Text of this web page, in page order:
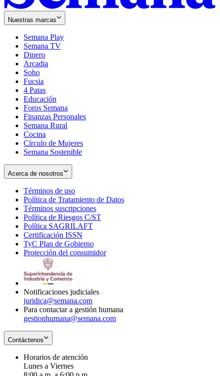
Nuestras marcas
Semana Play
Semana TV
Dinero
Arcadia
Soho
in
new
window
Fucsia
in
new
window
4 Patas
Educación
Foros Semana
Finanzas Personales
Semana Rural
Cocina
Círculo de Mujeres
Semana Sostenible
Acerca de nosotros
Términos de uso
in
new
window
Política de Tratamiento de Datos
Términos suscripciones
in
Política de Riesgos C/ST
Política SAGRILAFT
new
window
Certificación ISSN
in
new
TyC Plan de Gobierno
in
Protección del consumidorOpens
Notificaciones judiciales
juridica@semana.com
Para contactar a gestión humana
gestionhumana@semana.com
Contáctenos
Horarios de atención
Lunes a Viernes